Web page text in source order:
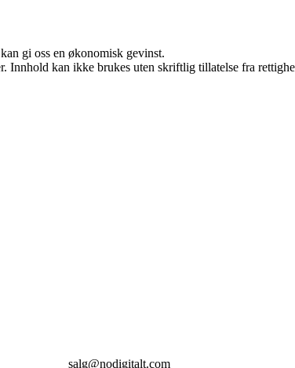
gi oss en økonomisk gevinst.
kan ikke brukes uten skriftlig tillatelse fra
salg@nodigitalt.com